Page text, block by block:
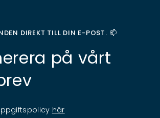
DIREKT TILL DIN E-POST. 📫
på vårt
här